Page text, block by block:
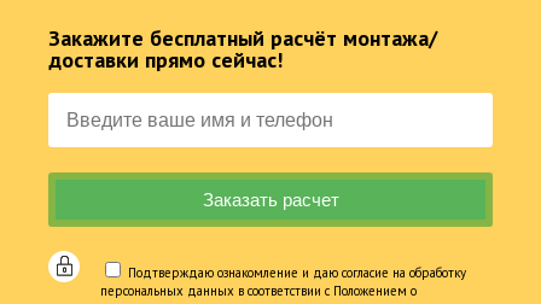
Выполнили более 4000 объектов
Закажите бесплатный расчёт монтажа/
доставки прямо сейчас!
Подтверждаю ознакомление и даю согласие на обработку
персональных данных в соответствии с Положением о